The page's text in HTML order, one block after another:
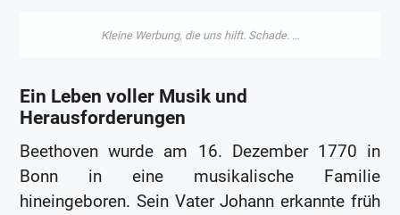
Ein Leben voller Musik und
Herausforderungen
Beethoven wurde am 16. Dezember 1770 in
Bonn in eine musikalische Familie
hineingeboren. Sein Vater Johann erkannte früh